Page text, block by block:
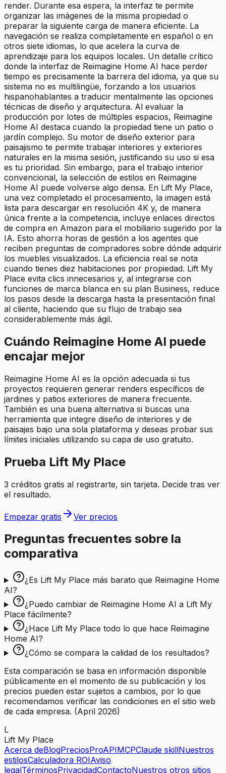
render. Durante esa espera, la interfaz te permite
organizar las imágenes de la misma propiedad o
preparar la siguiente carga de manera eficiente. La
navegación se realiza completamente en español o en
otros siete idiomas, lo que acelera la curva de
aprendizaje para los equipos locales. Un detalle crítico
donde la interfaz de Reimagine Home AI hace perder
tiempo es precisamente la barrera del idioma, ya que su
sistema no es multilingüe, forzando a los usuarios
hispanohablantes a traducir mentalmente las opciones
técnicas de diseño y arquitectura. Al evaluar la
producción por lotes de múltiples espacios, Reimagine
Home AI destaca cuando la propiedad tiene un patio o
jardín complejo. Su motor de diseño exterior para
paisajismo te permite trabajar interiores y exteriores
naturales en la misma sesión, justificando su uso si esa
es tu prioridad. Sin embargo, para el trabajo interior
convencional, la selección de estilos en Reimagine
Home AI puede volverse algo densa. En Lift My Place,
una vez completado el procesamiento, la imagen está
lista para descargar en resolución 4K y, de manera
única frente a la competencia, incluye enlaces directos
de compra en Amazon para el mobiliario sugerido por la
IA. Esto ahorra horas de gestión a los agentes que
reciben preguntas de compradores sobre dónde adquirir
los muebles visualizados. La eficiencia real se nota
cuando tienes diez habitaciones por propiedad. Lift My
Place evita clics innecesarios y, al integrarse con
funciones de marca blanca en su plan Business, reduce
los pasos desde la descarga hasta la presentación final
al cliente, haciendo que su flujo de trabajo sea
considerablemente más ágil.
Cuándo Reimagine Home AI puede
encajar mejor
Reimagine Home AI es la opción adecuada si tus
proyectos requieren generar renders específicos de
jardines y patios exteriores de manera frecuente.
También es una buena alternativa si buscas una
herramienta que integre diseño de interiores y de
paisajes bajo una sola plataforma y deseas probar sus
límites iniciales utilizando su capa de uso gratuito.
Prueba Lift My Place
3 créditos gratis al registrarte, sin tarjeta. Decide tras ver
el resultado.
Empezar gratis Ver precios
Preguntas frecuentes sobre la
comparativa
¿Es Lift My Place más barato que Reimagine Home
AI?
¿Puedo cambiar de Reimagine Home AI a Lift My
Place fácilmente?
¿Hace Lift My Place todo lo que hace Reimagine
Home AI?
¿Cómo se compara la calidad de los resultados?
Esta comparación se basa en información disponible
públicamente en el momento de su publicación y los
precios pueden estar sujetos a cambios, por lo que
recomendamos verificar las condiciones en el sitio web
de cada empresa. (April 2026)
L
Lift My Place
Acerca deBlogPreciosProAPIMCPClaude skillNuestros
estilosCalculadora ROIAviso
legalTérminosPrivacidadContactoNuestros otros sitios